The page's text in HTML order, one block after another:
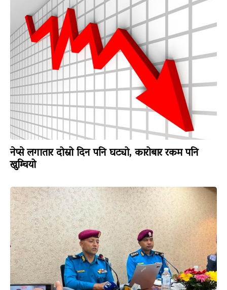
नेप्से लगातार दोस्रो दिन पनि घट्यो, कारोबार रकम पनि
खुम्चियो